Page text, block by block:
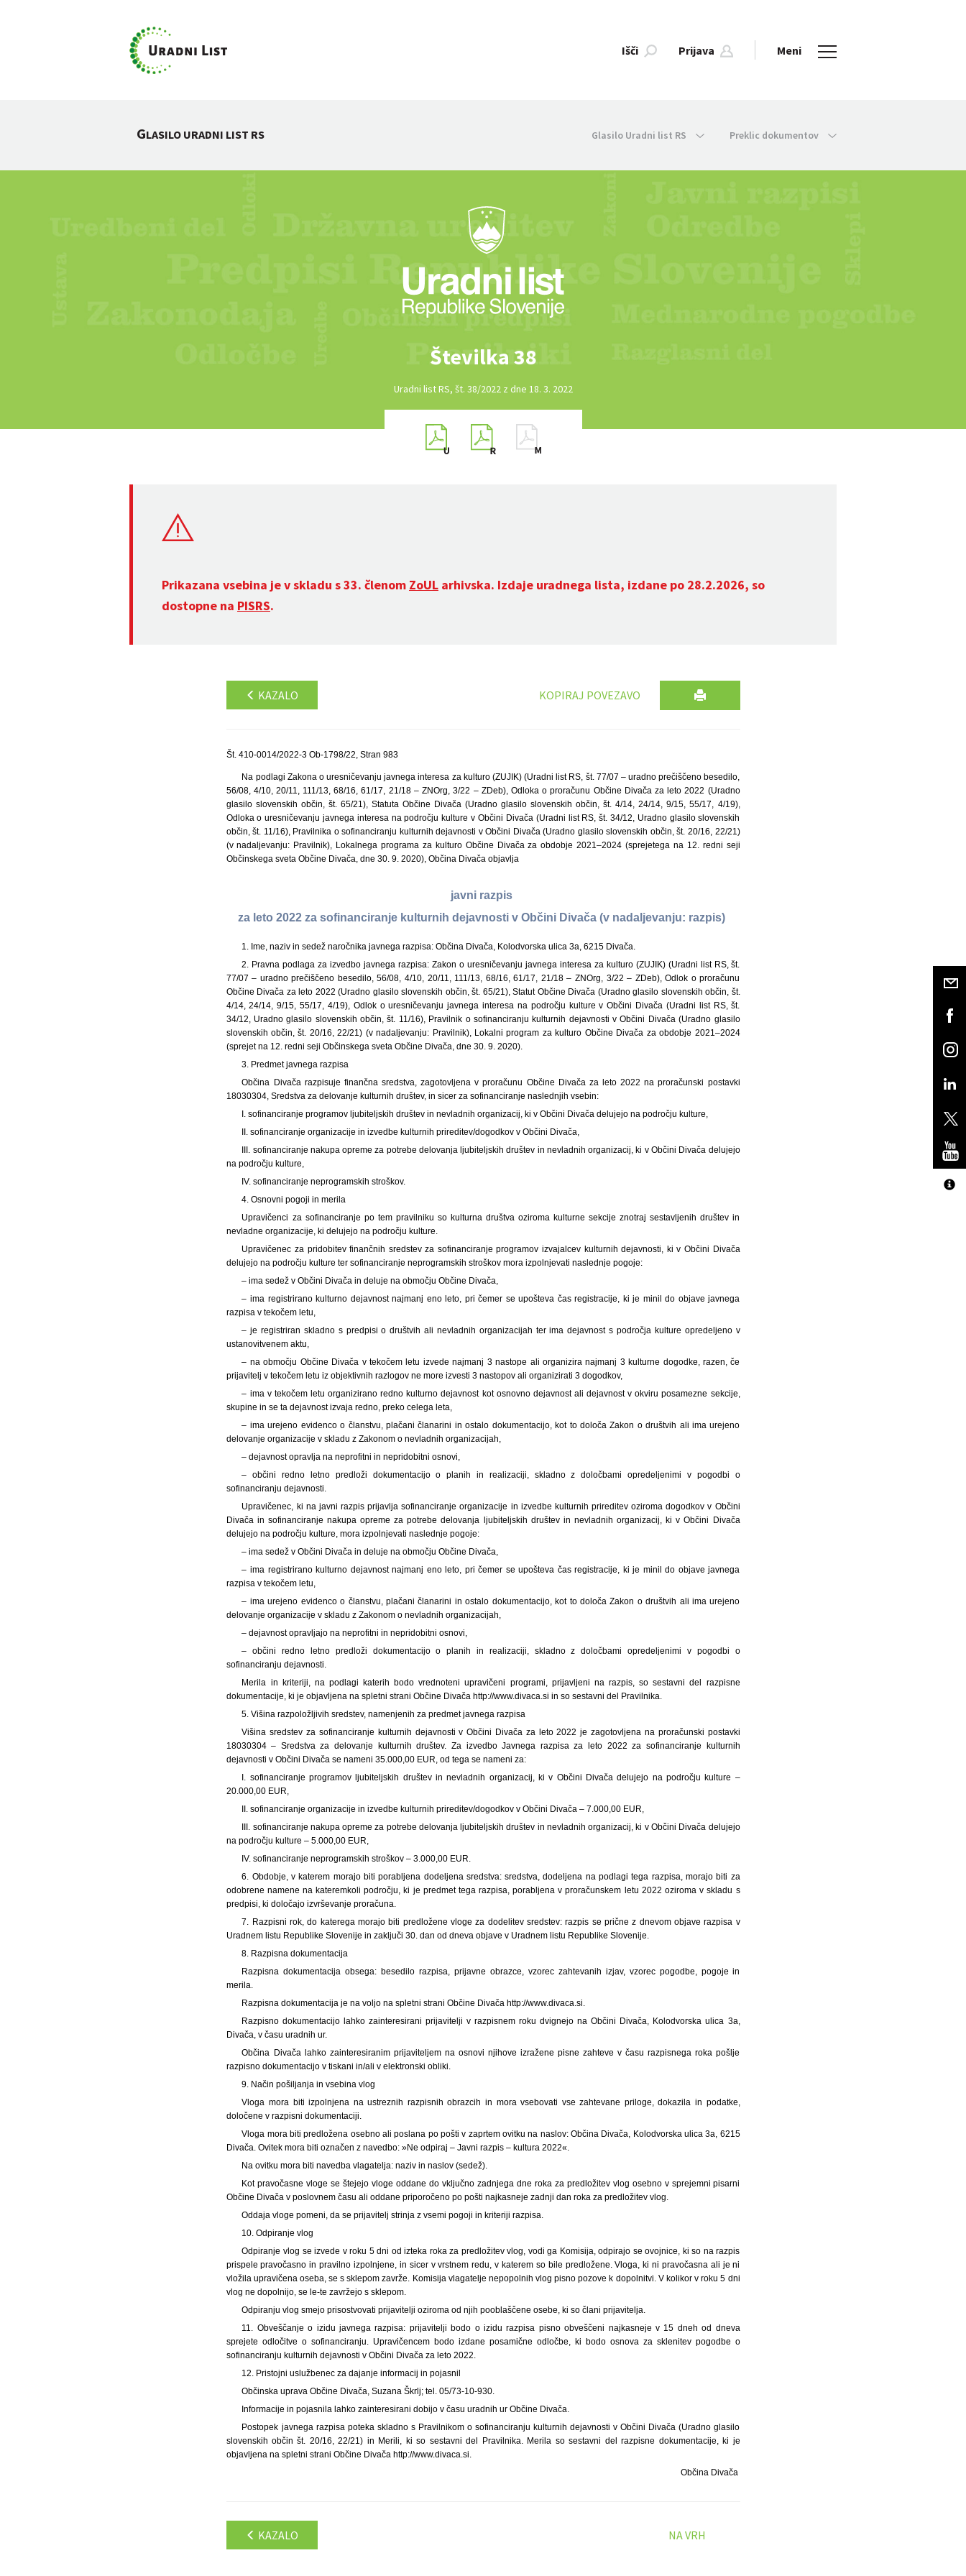
Išči Prijava Meni
GLASILO URADNI LIST RS Glasilo Uradni list RS Preklic dokumentov
Številka 38
Uradni list RS, št. 38/2022 z dne 18. 3. 2022
Prikazana vsebina je v skladu s 33. členom ZoUL arhivska. Izdaje uradnega lista, izdane po 28.2.2026, so
dostopne na PISRS.
KAZALO KOPIRAJ POVEZAVO
Št. 410-0014/2022-3 Ob-1798/22, Stran 983
Na podlagi Zakona o uresničevanju javnega interesa za kulturo (ZUJIK) (Uradni list RS, št. 77/07 – uradno prečiščeno besedilo,
56/08, 4/10, 20/11, 111/13, 68/16, 61/17, 21/18 – ZNOrg, 3/22 – ZDeb), Odloka o proračunu Občine Divača za leto 2022 (Uradno
glasilo slovenskih občin, št. 65/21), Statuta Občine Divača (Uradno glasilo slovenskih občin, št. 4/14, 24/14, 9/15, 55/17, 4/19),
Odloka o uresničevanju javnega interesa na področju kulture v Občini Divača (Uradni list RS, št. 34/12, Uradno glasilo slovenskih
občin, št. 11/16), Pravilnika o sofinanciranju kulturnih dejavnosti v Občini Divača (Uradno glasilo slovenskih občin, št. 20/16, 22/21)
(v nadaljevanju: Pravilnik), Lokalnega programa za kulturo Občine Divača za obdobje 2021–2024 (sprejetega na 12. redni seji
Občinskega sveta Občine Divača, dne 30. 9. 2020), Občina Divača objavlja
javni razpis
za leto 2022 za sofinanciranje kulturnih dejavnosti v Občini Divača (v nadaljevanju: razpis)
1. Ime, naziv in sedež naročnika javnega razpisa: Občina Divača, Kolodvorska ulica 3a, 6215 Divača.
2. Pravna podlaga za izvedbo javnega razpisa: Zakon o uresničevanju javnega interesa za kulturo (ZUJIK) (Uradni list RS, št.
77/07 – uradno prečiščeno besedilo, 56/08, 4/10, 20/11, 111/13, 68/16, 61/17, 21/18 – ZNOrg, 3/22 – ZDeb), Odlok o proračunu
Občine Divača za leto 2022 (Uradno glasilo slovenskih občin, št. 65/21), Statut Občine Divača (Uradno glasilo slovenskih občin, št.
4/14, 24/14, 9/15, 55/17, 4/19), Odlok o uresničevanju javnega interesa na področju kulture v Občini Divača (Uradni list RS, št.
34/12, Uradno glasilo slovenskih občin, št. 11/16), Pravilnik o sofinanciranju kulturnih dejavnosti v Občini Divača (Uradno glasilo
slovenskih občin, št. 20/16, 22/21) (v nadaljevanju: Pravilnik), Lokalni program za kulturo Občine Divača za obdobje 2021–2024
(sprejet na 12. redni seji Občinskega sveta Občine Divača, dne 30. 9. 2020).
3. Predmet javnega razpisa
Občina Divača razpisuje finančna sredstva, zagotovljena v proračunu Občine Divača za leto 2022 na proračunski postavki
18030304, Sredstva za delovanje kulturnih društev, in sicer za sofinanciranje naslednjih vsebin:
I. sofinanciranje programov ljubiteljskih društev in nevladnih organizacij, ki v Občini Divača delujejo na področju kulture,
II. sofinanciranje organizacije in izvedbe kulturnih prireditev/dogodkov v Občini Divača,
III. sofinanciranje nakupa opreme za potrebe delovanja ljubiteljskih društev in nevladnih organizacij, ki v Občini Divača delujejo
na področju kulture,
IV. sofinanciranje neprogramskih stroškov.
4. Osnovni pogoji in merila
Upravičenci za sofinanciranje po tem pravilniku so kulturna društva oziroma kulturne sekcije znotraj sestavljenih društev in
nevladne organizacije, ki delujejo na področju kulture.
Upravičenec za pridobitev finančnih sredstev za sofinanciranje programov izvajalcev kulturnih dejavnosti, ki v Občini Divača
delujejo na področju kulture ter sofinanciranje neprogramskih stroškov mora izpolnjevati naslednje pogoje:
– ima sedež v Občini Divača in deluje na območju Občine Divača,
– ima registrirano kulturno dejavnost najmanj eno leto, pri čemer se upošteva čas registracije, ki je minil do objave javnega
razpisa v tekočem letu,
– je registriran skladno s predpisi o društvih ali nevladnih organizacijah ter ima dejavnost s področja kulture opredeljeno v
ustanovitvenem aktu,
– na območju Občine Divača v tekočem letu izvede najmanj 3 nastope ali organizira najmanj 3 kulturne dogodke, razen, če
prijavitelj v tekočem letu iz objektivnih razlogov ne more izvesti 3 nastopov ali organizirati 3 dogodkov,
– ima v tekočem letu organizirano redno kulturno dejavnost kot osnovno dejavnost ali dejavnost v okviru posamezne sekcije,
skupine in se ta dejavnost izvaja redno, preko celega leta,
– ima urejeno evidenco o članstvu, plačani članarini in ostalo dokumentacijo, kot to določa Zakon o društvih ali ima urejeno
delovanje organizacije v skladu z Zakonom o nevladnih organizacijah,
– dejavnost opravlja na neprofitni in nepridobitni osnovi,
– občini redno letno predloži dokumentacijo o planih in realizaciji, skladno z določbami opredeljenimi v pogodbi o
sofinanciranju dejavnosti.
Upravičenec, ki na javni razpis prijavlja sofinanciranje organizacije in izvedbe kulturnih prireditev oziroma dogodkov v Občini
Divača in sofinanciranje nakupa opreme za potrebe delovanja ljubiteljskih društev in nevladnih organizacij, ki v Občini Divača
delujejo na področju kulture, mora izpolnjevati naslednje pogoje:
– ima sedež v Občini Divača in deluje na območju Občine Divača,
– ima registrirano kulturno dejavnost najmanj eno leto, pri čemer se upošteva čas registracije, ki je minil do objave javnega
razpisa v tekočem letu,
– ima urejeno evidenco o članstvu, plačani članarini in ostalo dokumentacijo, kot to določa Zakon o društvih ali ima urejeno
delovanje organizacije v skladu z Zakonom o nevladnih organizacijah,
– dejavnost opravljajo na neprofitni in nepridobitni osnovi,
– občini redno letno predloži dokumentacijo o planih in realizaciji, skladno z določbami opredeljenimi v pogodbi o
sofinanciranju dejavnosti.
Merila in kriteriji, na podlagi katerih bodo vrednoteni upravičeni programi, prijavljeni na razpis, so sestavni del razpisne
dokumentacije, ki je objavljena na spletni strani Občine Divača http://www.divaca.si in so sestavni del Pravilnika.
5. Višina razpoložljivih sredstev, namenjenih za predmet javnega razpisa
Višina sredstev za sofinanciranje kulturnih dejavnosti v Občini Divača za leto 2022 je zagotovljena na proračunski postavki
18030304 – Sredstva za delovanje kulturnih društev. Za izvedbo Javnega razpisa za leto 2022 za sofinanciranje kulturnih
dejavnosti v Občini Divača se nameni 35.000,00 EUR, od tega se nameni za:
I. sofinanciranje programov ljubiteljskih društev in nevladnih organizacij, ki v Občini Divača delujejo na področju kulture –
20.000,00 EUR,
II. sofinanciranje organizacije in izvedbe kulturnih prireditev/dogodkov v Občini Divača – 7.000,00 EUR,
III. sofinanciranje nakupa opreme za potrebe delovanja ljubiteljskih društev in nevladnih organizacij, ki v Občini Divača delujejo
na področju kulture – 5.000,00 EUR,
IV. sofinanciranje neprogramskih stroškov – 3.000,00 EUR.
6. Obdobje, v katerem morajo biti porabljena dodeljena sredstva: sredstva, dodeljena na podlagi tega razpisa, morajo biti za
odobrene namene na kateremkoli področju, ki je predmet tega razpisa, porabljena v proračunskem letu 2022 oziroma v skladu s
predpisi, ki določajo izvrševanje proračuna.
7. Razpisni rok, do katerega morajo biti predložene vloge za dodelitev sredstev: razpis se prične z dnevom objave razpisa v
Uradnem listu Republike Slovenije in zaključi 30. dan od dneva objave v Uradnem listu Republike Slovenije.
8. Razpisna dokumentacija
Razpisna dokumentacija obsega: besedilo razpisa, prijavne obrazce, vzorec zahtevanih izjav, vzorec pogodbe, pogoje in
merila.
Razpisna dokumentacija je na voljo na spletni strani Občine Divača http://www.divaca.si.
Razpisno dokumentacijo lahko zainteresirani prijavitelji v razpisnem roku dvignejo na Občini Divača, Kolodvorska ulica 3a,
Divača, v času uradnih ur.
Občina Divača lahko zainteresiranim prijaviteljem na osnovi njihove izražene pisne zahteve v času razpisnega roka pošlje
razpisno dokumentacijo v tiskani in/ali v elektronski obliki.
9. Način pošiljanja in vsebina vlog
Vloga mora biti izpolnjena na ustreznih razpisnih obrazcih in mora vsebovati vse zahtevane priloge, dokazila in podatke,
določene v razpisni dokumentaciji.
Vloga mora biti predložena osebno ali poslana po pošti v zaprtem ovitku na naslov: Občina Divača, Kolodvorska ulica 3a, 6215
Divača. Ovitek mora biti označen z navedbo: »Ne odpiraj – Javni razpis – kultura 2022«.
Na ovitku mora biti navedba vlagatelja: naziv in naslov (sedež).
Kot pravočasne vloge se štejejo vloge oddane do vključno zadnjega dne roka za predložitev vlog osebno v sprejemni pisarni
Občine Divača v poslovnem času ali oddane priporočeno po pošti najkasneje zadnji dan roka za predložitev vlog.
Oddaja vloge pomeni, da se prijavitelj strinja z vsemi pogoji in kriteriji razpisa.
10. Odpiranje vlog
Odpiranje vlog se izvede v roku 5 dni od izteka roka za predložitev vlog, vodi ga Komisija, odpirajo se ovojnice, ki so na razpis
prispele pravočasno in pravilno izpolnjene, in sicer v vrstnem redu, v katerem so bile predložene. Vloga, ki ni pravočasna ali je ni
vložila upravičena oseba, se s sklepom zavrže. Komisija vlagatelje nepopolnih vlog pisno pozove k dopolnitvi. V kolikor v roku 5 dni
vlog ne dopolnijo, se le-te zavržejo s sklepom.
Odpiranju vlog smejo prisostvovati prijavitelji oziroma od njih pooblaščene osebe, ki so člani prijavitelja.
11. Obveščanje o izidu javnega razpisa: prijavitelji bodo o izidu razpisa pisno obveščeni najkasneje v 15 dneh od dneva
sprejete odločitve o sofinanciranju. Upravičencem bodo izdane posamične odločbe, ki bodo osnova za sklenitev pogodbe o
sofinanciranju kulturnih dejavnosti v Občini Divača za leto 2022.
12. Pristojni uslužbenec za dajanje informacij in pojasnil
Občinska uprava Občine Divača, Suzana Škrlj; tel. 05/73-10-930.
Informacije in pojasnila lahko zainteresirani dobijo v času uradnih ur Občine Divača.
Postopek javnega razpisa poteka skladno s Pravilnikom o sofinanciranju kulturnih dejavnosti v Občini Divača (Uradno glasilo
slovenskih občin št. 20/16, 22/21) in Merili, ki so sestavni del Pravilnika. Merila so sestavni del razpisne dokumentacije, ki je
objavljena na spletni strani Občine Divača http://www.divaca.si.
Občina Divača
KAZALO NA VRH